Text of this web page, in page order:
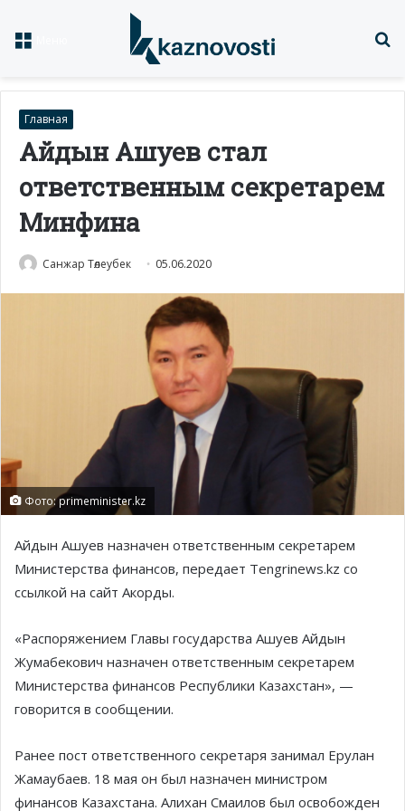
Главная
Айдын Ашуев стал
ответственным секретарем
Минфина
Санжар Төлеубек 05.06.2020
Фото: primeminister.kz
Айдын Ашуев назначен ответственным секретарем
Министерства финансов, передает Tengrinews.kz со
ссылкой на сайт Акорды.
«Распоряжением Главы государства Ашуев Айдын
Жумабекович назначен ответственным секретарем
Министерства финансов Республики Казахстан», —
говорится в сообщении.
Ранее пост ответственного секретаря занимал Ерулан
Жамаубаев. 18 мая он был назначен министром
финансов Казахстана. Алихан Смаилов был освобожден